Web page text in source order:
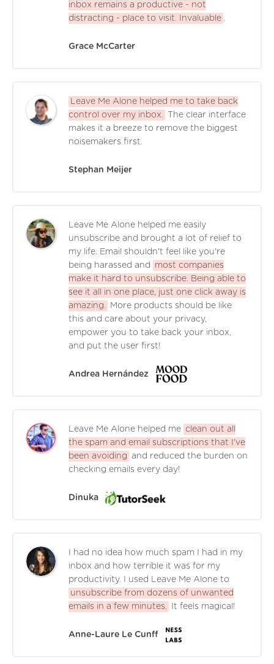
inbox remains a productive - not
distracting - place to visit. Invaluable .
Grace McCarter
Leave Me Alone helped me to take back
control over my inbox.
The clear interface
makes it a breeze to remove the biggest
noisemakers first.
Stephan Meijer
Leave Me Alone helped me easily
unsubscribe and brought a lot of relief to
my life. Email shouldn't feel like you're
being harassed and
most companies
make it hard to unsubscribe. Being able to
see it all in one place, just one click away is
amazing.
More products should be like
this and care about your privacy,
empower you to take back your inbox,
and put the user first!
Andrea Hernández
Leave Me Alone helped me clean out all
the spam and email subscriptions that I've
been avoiding and reduced the burden on
checking emails every day!
Dinuka
I had no idea how much spam I had in my
inbox and how terrible it was for my
productivity. I used Leave Me Alone to
unsubscribe from dozens of unwanted
emails in a few minutes.
It feels magical!
Anne-Laure Le Cunff